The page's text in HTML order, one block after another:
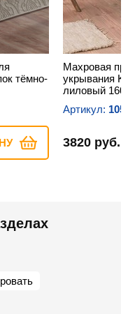
тёмно-
Махровая
укрывания
лиловый
Артикул:
3820 руб.